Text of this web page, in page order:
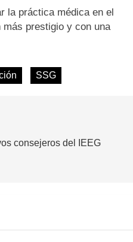
la práctica médica en el
prestigio y con una
SSG
consejeros del IEEG